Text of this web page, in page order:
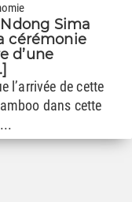
Sima
cérémonie
d’une
l’arrivée de cette
dans cette